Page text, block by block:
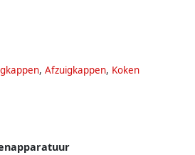
, Afzuigkappen, Koken